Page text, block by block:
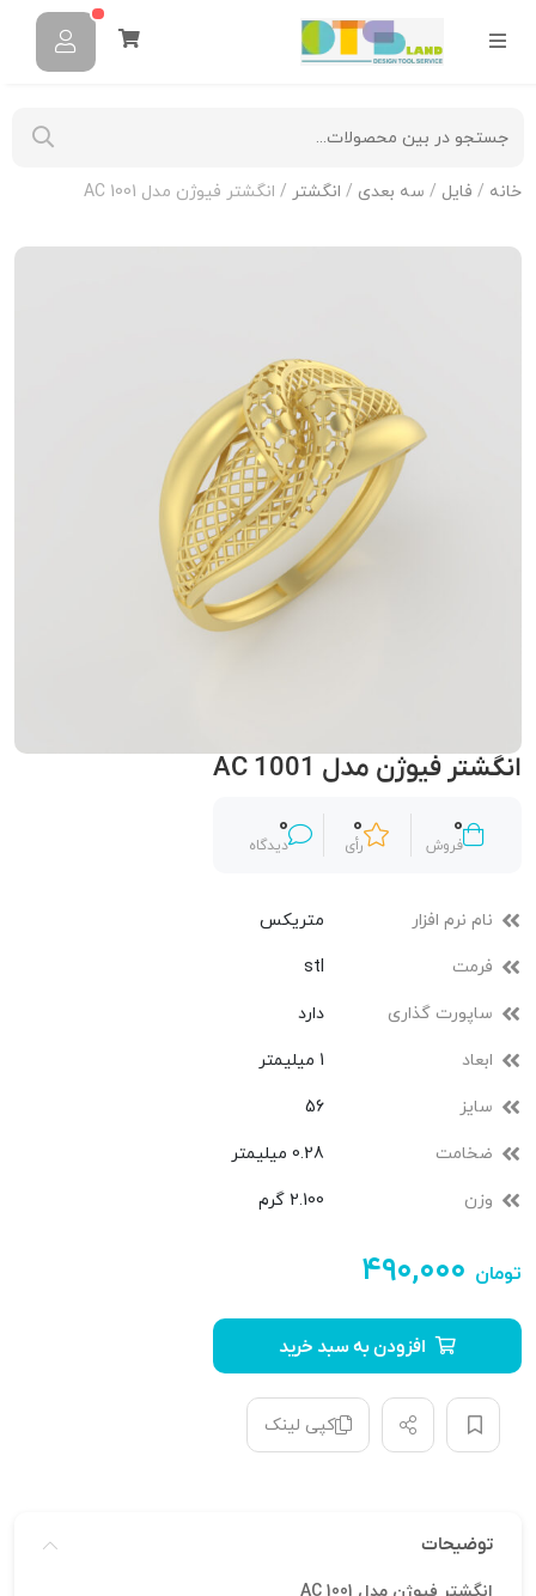
خانه / فایل / سه بعدی / انگشتر / انگشتر فیوژن مدل AC 1001
انگشتر فیوژن مدل AC 1001
0
فروش
0
رأی
0
دیدگاه
نام نرم افزار متریکس
فرمت stl
ساپورت گذاری دارد
ابعاد 1 میلیمتر
سایز 56
ضخامت 0.28 میلیمتر
وزن 2.100 گرم
۴۹۰,۰۰۰ تومان
افزودن به سبد خرید
کپی لینک
توضیحات